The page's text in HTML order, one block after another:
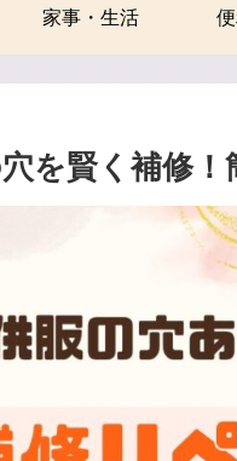
家事・生活
を賢く補修